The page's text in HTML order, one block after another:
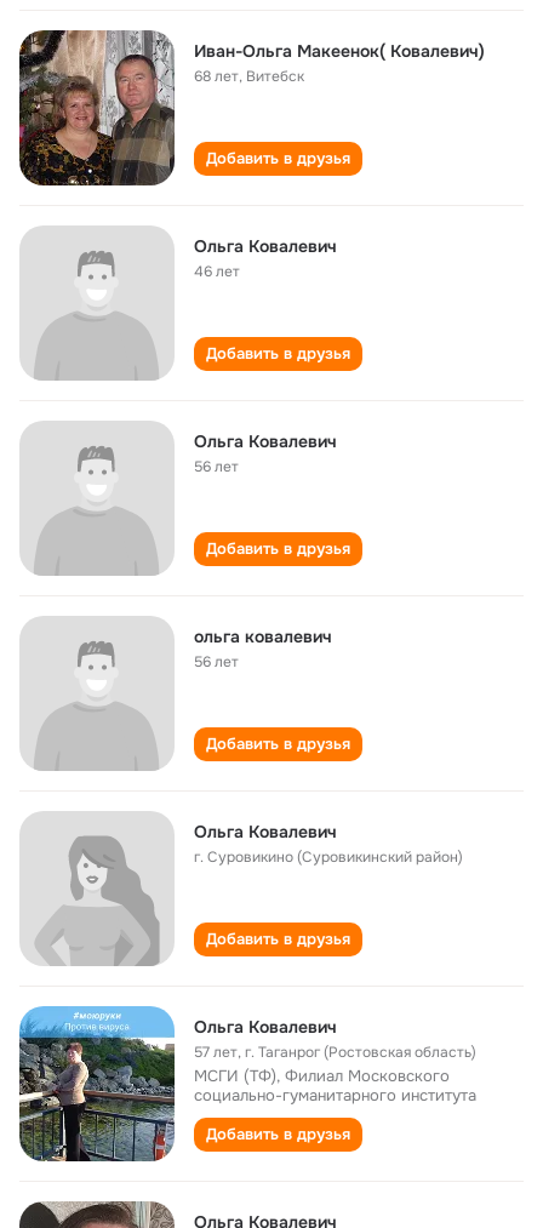
Иван-Ольга Макеенок( Ковалевич)
68 лет, Витебск
Добавить в друзья
Ольга Ковалевич
46 лет
Добавить в друзья
Ольга Ковалевич
56 лет
Добавить в друзья
ольга ковалевич
56 лет
Добавить в друзья
Ольга Ковалевич
г. Суровикино (Суровикинский район)
Добавить в друзья
Ольга Ковалевич
57 лет,г. Таганрог (Ростовская область)
МСГИ (ТФ), Филиал Московского
социально-гуманитарного института
Добавить в друзья
Ольга Ковалевич